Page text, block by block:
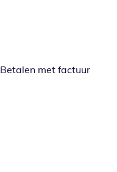
Betalen met factuur